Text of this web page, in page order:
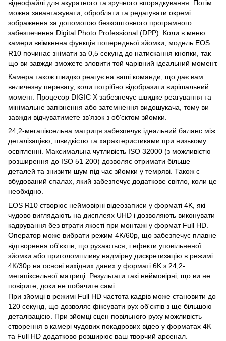
відеофайлі для акуратного та зручного впорядкування. Потім
можна завантажувати, обробляти та редагувати окремі
зображення за допомогою безкоштовного програмного
забезпечення Digital Photo Professional (DPP). Коли в меню
камери ввімкнена функція попередньої зйомки, модель EOS
R10 починає знімати за 0,5 секунд до натискання кнопки, так
що ви завжди зможете зловити той чарівний ідеальний момент.
Камера також швидко реагує на ваші команди, що дає вам
величезну перевагу, коли потрібно відобразити вирішальний
момент. Процесор DIGIC X забезпечує швидке реагування та
мінімальне запізнення або затемнення видошукача, тому ви
завжди відчуватимете зв'язок з об'єктом зйомки.
24,2-мегапіксельна матриця забезпечує ідеальний баланс між
деталізацією, швидкістю та характеристиками при низькому
освітленні. Максимальна чутливість ISO 32000 (з можливістю
розширення до ISO 51 200) дозволяє отримати більше
деталей та знизити шум під час зйомки у темряві. Також є
вбудований спалах, який забезпечує додаткове світло, коли це
необхідно.
EOS R10 створює неймовірні відеозаписи у форматі 4K, які
чудово виглядають на дисплеях UHD і дозволяють виконувати
кадрування без втрати якості при монтажі у формат Full HD.
Оператор може вибрати режим 4K/60p, що забезпечує плавне
відтворення об'єктів, що рухаються, і ефекти уповільненої
зйомки або приголомшливу надмірну дискретизацію в режимі
4K/30p на основі вихідних даних у форматі 6K з 24,2-
мегапіксельної матриці. Результати такі неймовірні, що ви не
повірите, доки не побачите самі.
При зйомці в режимі Full HD частота кадрів може становити до
120 секунд, що дозволяє фіксувати рух об'єктів з ще більшою
деталізацією. При зйомці сцен повільного руху можливість
створення в камері чудових покадрових відео у форматах 4K
та Full HD додатково розширює ваш творчий арсенал.